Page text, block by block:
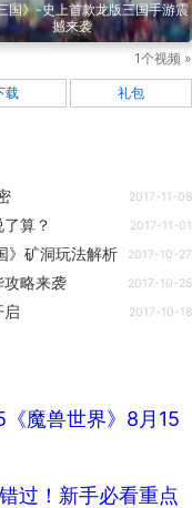
国》-史上首款龙版三国手游震
撼来袭
1个视频 »
载 礼包
2017-11-08
算？ 2017-11-01
》矿洞玩法解析 2017-10-27
略来袭 2017-10-25
启 2017-10-18
魔兽世界》8月15
过！新手必看重点